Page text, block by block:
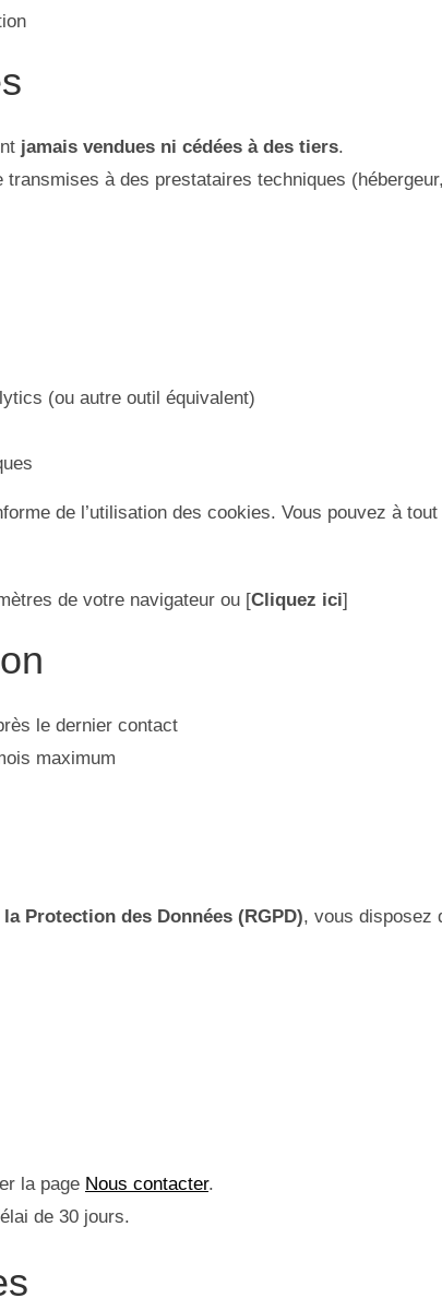
jamais vendues ni cédées à des tiers.
à des prestataires techniques
(ou autre outil équivalent)
de l’utilisation des cookies. Vous pouvez à
de votre navigateur ou [Cliquez ici]
le dernier contact
maximum
Protection des Données (RGPD), vous disposez
la page Nous contacter.
de 30 jours.